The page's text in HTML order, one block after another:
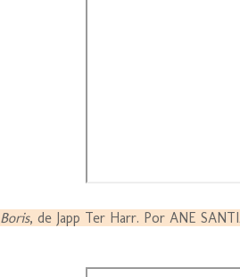
Boris, de Japp Ter Harr. Por ANE